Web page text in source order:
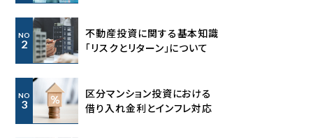
NO
2
不動産投資に関する基本知識
「リスクとリターン」について
NO
3
区分マンション投資における
借り入れ金利とインフレ対応